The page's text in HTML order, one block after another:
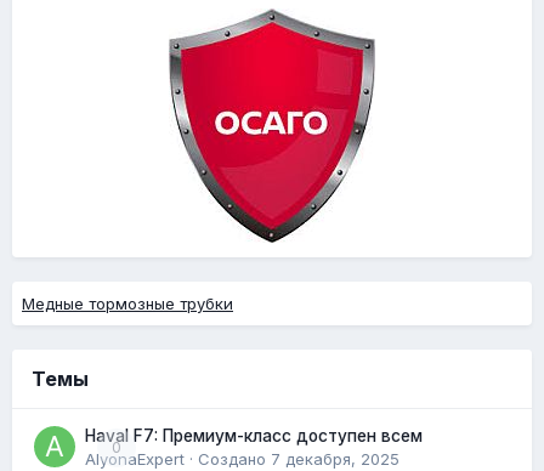
Медные тормозные трубки
Темы
0
Haval F7: Премиум-класс доступен всем
AlyonaExpert · Создано 7 декабря, 2025